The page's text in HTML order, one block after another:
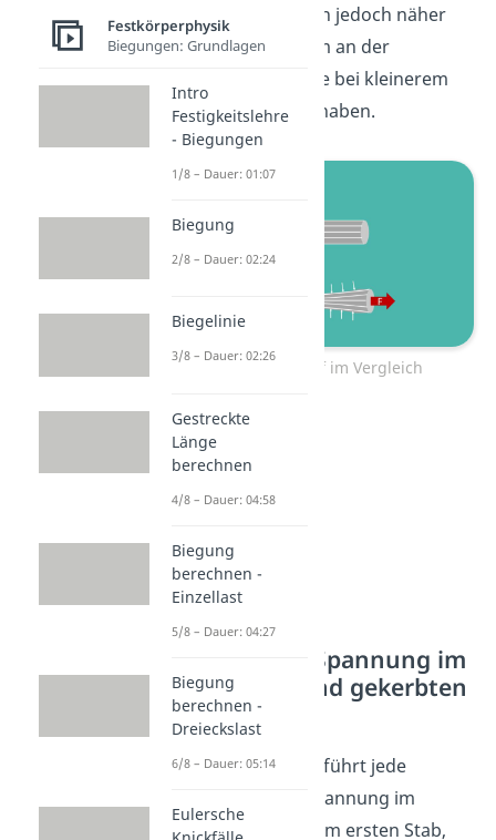
müssen die Kraftlinien jedoch näher
zusammenrücken, um an der
einschnürenden Stelle bei kleinerem
Querschnitt Platz zu haben.
Kraftlinienverlauf im Vergleich
Verteilung der Spannung im
ungekerbten und gekerbten
Rundstab
Wie du bereits weißt, führt jede
Belastung zu einer Spannung im
jeweiligen Körper. Beim ersten Stab,
Festkörperphysik
Biegungen: Grundlagen
Intro
Festigkeitslehre
- Biegungen
1/8 – Dauer: 01:07
Biegung
2/8 – Dauer: 02:24
Biegelinie
3/8 – Dauer: 02:26
Gestreckte
Länge
berechnen
4/8 – Dauer: 04:58
Biegung
berechnen -
Einzellast
5/8 – Dauer: 04:27
Biegung
berechnen -
Dreieckslast
6/8 – Dauer: 05:14
Eulersche